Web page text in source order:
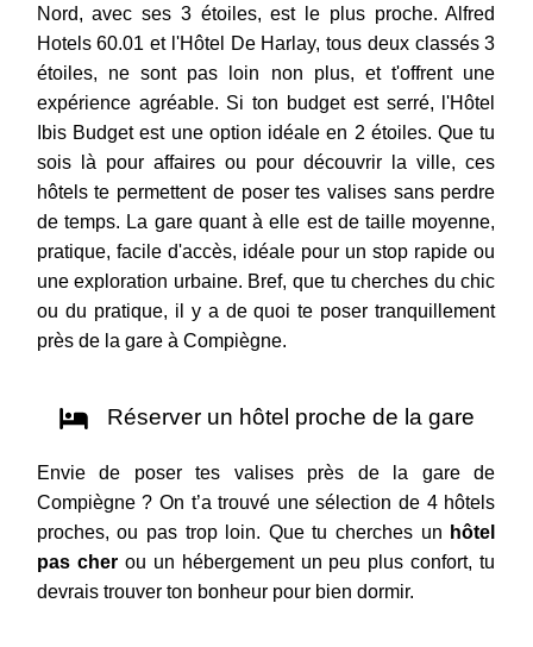
Nord, avec ses 3 étoiles, est le plus proche. Alfred
Hotels 60.01 et l'Hôtel De Harlay, tous deux classés 3
étoiles, ne sont pas loin non plus, et t'offrent une
expérience agréable. Si ton budget est serré, l'Hôtel
Ibis Budget est une option idéale en 2 étoiles. Que tu
sois là pour affaires ou pour découvrir la ville, ces
hôtels te permettent de poser tes valises sans perdre
de temps. La gare quant à elle est de taille moyenne,
pratique, facile d'accès, idéale pour un stop rapide ou
une exploration urbaine. Bref, que tu cherches du chic
ou du pratique, il y a de quoi te poser tranquillement
près de la gare à Compiègne.
Réserver un hôtel proche de la gare
Envie de poser tes valises près de la gare de
Compiègne ? On t’a trouvé une sélection de 4 hôtels
proches, ou pas trop loin. Que tu cherches un hôtel
pas cherou un hébergement un peu plus confort, tu
devrais trouver ton bonheur pour bien dormir.